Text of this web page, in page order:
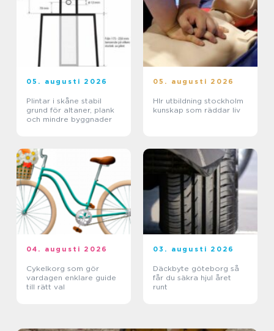
05. augusti 2026
Plintar i skåne stabil
grund för altaner, plank
och mindre byggnader
05. augusti 2026
Hlr utbildning stockholm
kunskap som räddar liv
04. augusti 2026
Cykelkorg som gör
vardagen enklare guide
till rätt val
03. augusti 2026
Däckbyte göteborg så
får du säkra hjul året
runt